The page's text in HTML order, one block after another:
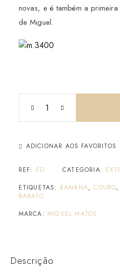
novas, e é também a
de Miguel.
ADICIONAR AOS FAVORITOS
REF: ED CATEGORIA:
ETIQUETAS: BANANA,COURO,
BARATO
MARCA: MIGUEL MATOS
Descrição